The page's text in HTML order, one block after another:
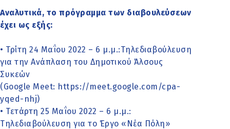
Αναλυτικά, το πρόγραμμα των διαβουλεύσεων
έχει ως εξής:
• Τρίτη 24 Μαΐου 2022 – 6 μ.μ.:Τηλεδιαβούλευση
για την Ανάπλαση του Δημοτικού Άλσους
Συκεών
(Google Meet: https://meet.google.com/cpa-
yqed-nhj)
• Τετάρτη 25 Μαΐου 2022 – 6 μ.μ.:
Τηλεδιαβούλευση για το Έργο «Νέα Πόλη»